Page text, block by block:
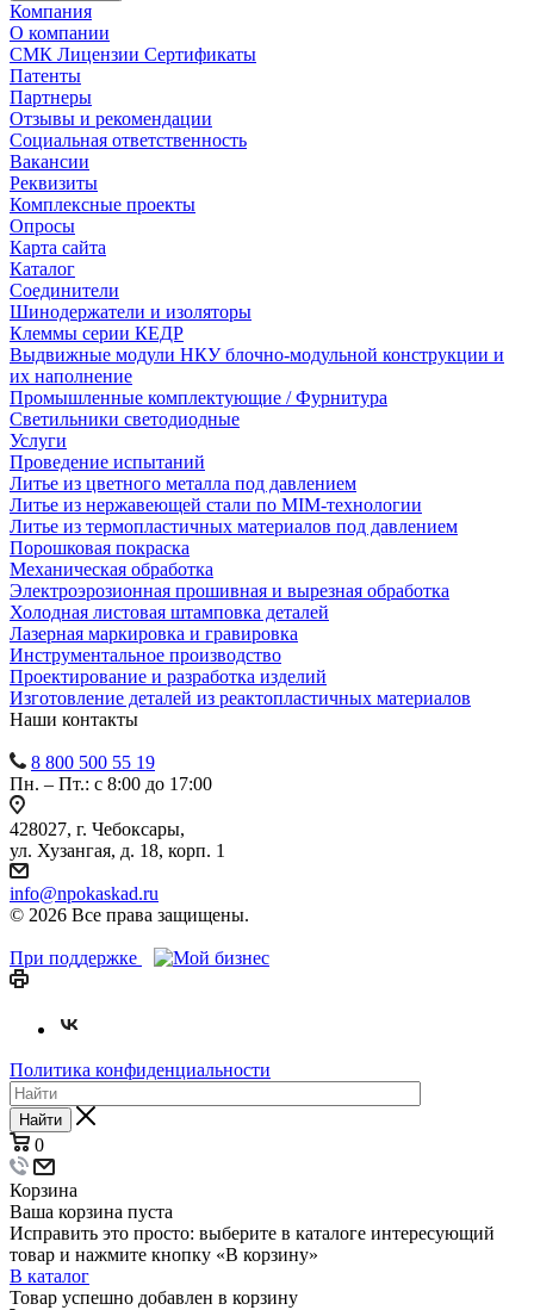
Компания
О компании
СМК Лицензии Сертификаты
Патенты
Партнеры
Отзывы и рекомендации
Социальная ответственность
Вакансии
Реквизиты
Комплексные проекты
Опросы
Карта сайта
Каталог
Соединители
Шинодержатели и изоляторы
Клеммы серии КЕДР
Выдвижные модули НКУ блочно-модульной конструкции и
их наполнение
Промышленные комплектующие / Фурнитура
Светильники светодиодные
Услуги
Проведение испытаний
Литье из цветного металла под давлением
Литье из нержавеющей стали по MIM-технологии
Литье из термопластичных материалов под давлением
Порошковая покраска
Механическая обработка
Электроэрозионная прошивная и вырезная обработка
Холодная листовая штамповка деталей
Лазерная маркировка и гравировка
Инструментальное производство
Проектирование и разработка изделий
Изготовление деталей из реактопластичных материалов
Наши контакты
8 800 500 55 19
Пн. – Пт.: с 8:00 до 17:00
428027, г. Чебоксары,
ул. Хузангая, д. 18, корп. 1
info@npokaskad.ru
© 2026 Все права защищены.
При поддержке
Политика конфиденциальности
Найти
0
Корзина
Ваша корзина пуста
Исправить это просто: выберите в каталоге интересующий
товар и нажмите кнопку «В корзину»
В каталог
Товар успешно добавлен в корзину